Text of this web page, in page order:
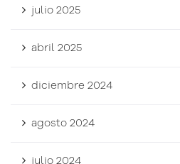
julio 2025
abril 2025
diciembre 2024
agosto 2024